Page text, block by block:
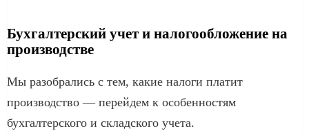
Бухгалтерский учет и налогообложение на
производстве
Мы разобрались с тем, какие налоги платит
производство — перейдем к особенностям
бухгалтерского и складского учета.